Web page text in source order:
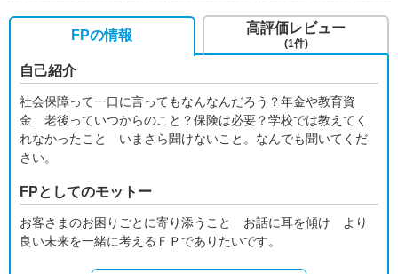
FPの情報
自己紹介
社会保障って一口に言ってもなんなんだろう？年金や教育資
金 老後っていつからのこと？保険は必要？学校では教えてく
れなかったこと いまさら聞けないこと。なんでも聞いてくだ
さい。
FPとしてのモットー
お客さまのお困りごとに寄り添うこと お話に耳を傾け より
良い未来を一緒に考えるＦＰでありたいです。
高評価レビュー
(1件)